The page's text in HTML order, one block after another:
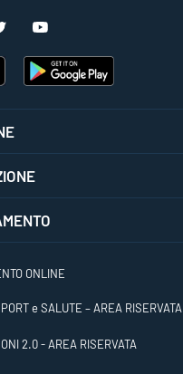
ONLINE
e SALUTE – AREA RISERVATA
2.0 - AREA RISERVATA